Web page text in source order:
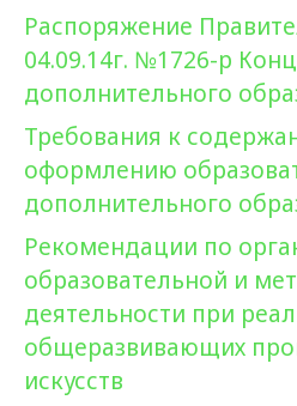
Распоряжение
04.09.14г. №1726-р
дополнительного
Требования к
оформлению
дополнительного
Рекомендации по
образовательной и
деятельности при
общеразвивающих
искусств